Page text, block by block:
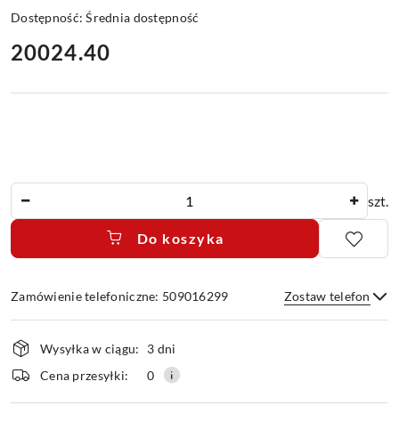
Dostępność:Średnia dostępność
cena:
20024.40
szt.
Do koszyka
Zamówienie telefoniczne: 509016299 Zostaw telefon
Wyślij
Dostępność
i
dostawa
Wysyłka w ciągu:
3 dni
Cena przesyłki:
0